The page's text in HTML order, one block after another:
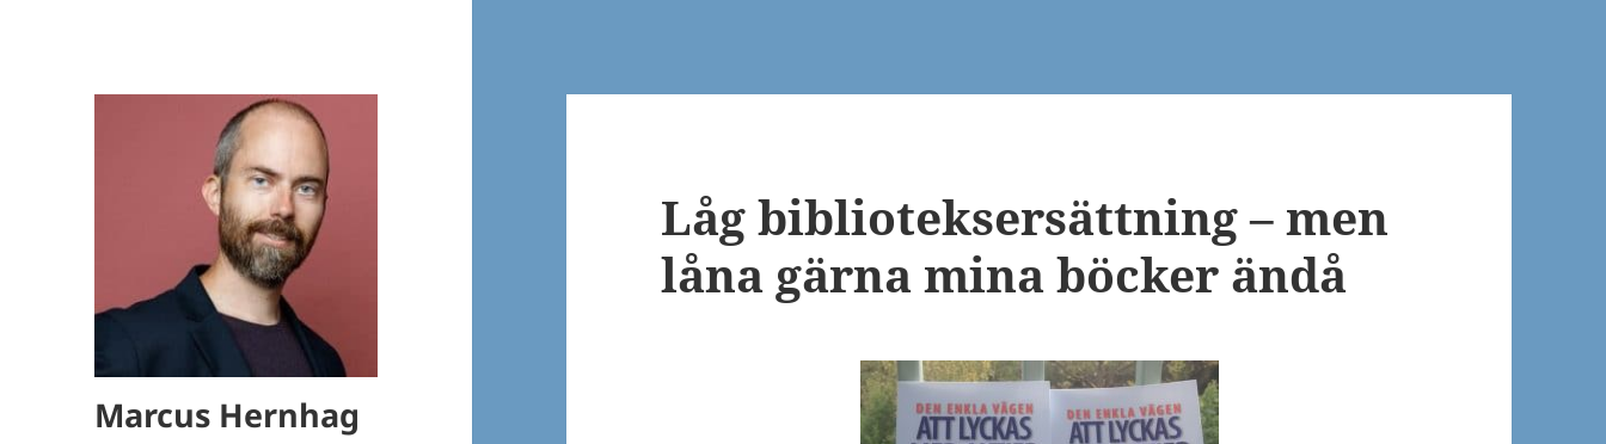
Marcus Hernhag
Låg biblioteksersättning – men
låna gärna mina böcker ändå